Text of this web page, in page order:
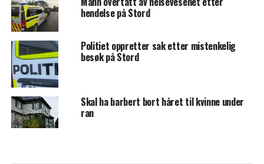
hendelse på Stord
Politiet oppretter sak etter mistenkelig
besøk på Stord
Skal ha barbert bort håret til kvinne under
ran